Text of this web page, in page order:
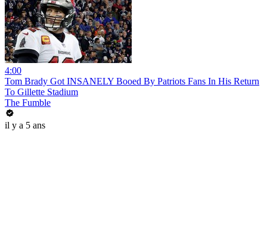
4:00
Tom Brady Got INSANELY Booed By Patriots Fans In His Return
To Gillette Stadium
The Fumble
il y a 5 ans